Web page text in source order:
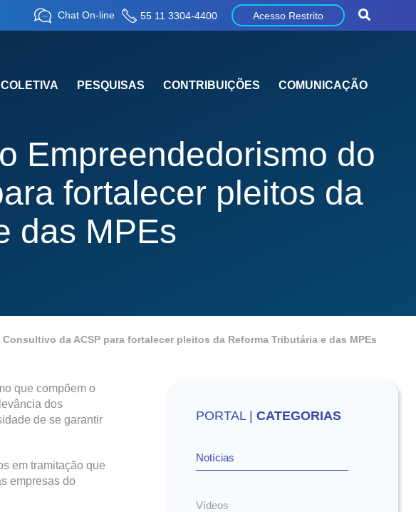
Chat On-line 55 11 3304-4400 Acesso Restrito
PESQUISAS CONTRIBUIÇÕES COMUNICAÇÃO
Empreendedorismo do
fortalecer pleitos da
das MPEs
da ACSP para fortalecer pleitos da Reforma Tributária e das MPEs
que compõem o
dos
de se garantir
em tramitação que
empresas do
PORTAL |CATEGORIAS
Notícias
Vídeos